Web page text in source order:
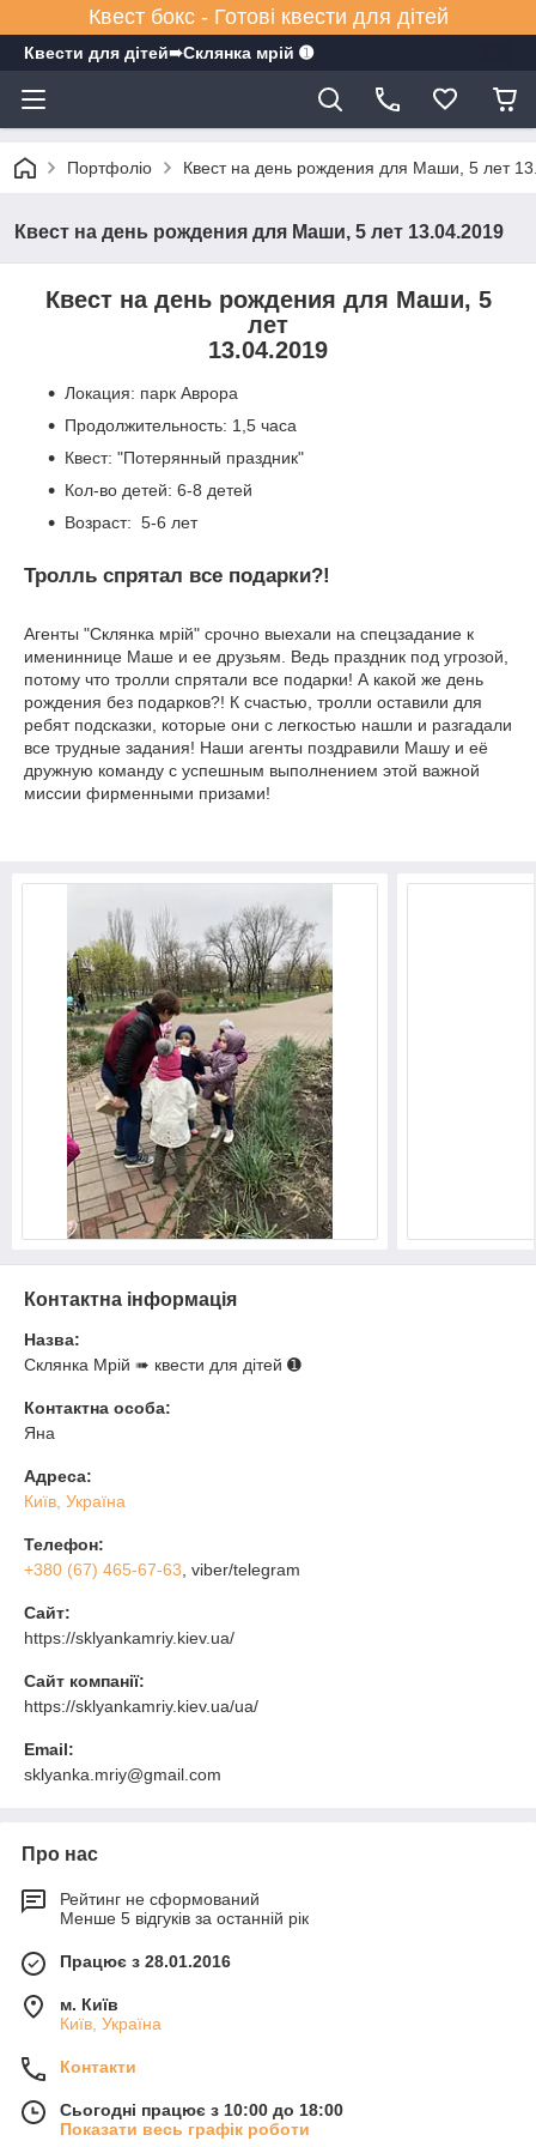
Квест бокс - Готові квести для дітей
Квести для дітей➠Склянка мрiй ➊
Портфоліо Квест на день рождения для Маши, 5 лет
Квест на день рождения для Маши, 5 лет 13.04.2019
Квест на день рождения для Маши, 5
лет
13.04.2019
Локация: парк Аврора
Продолжительность: 1,5 часа
Квест: "Потерянный праздник"
Кол-во детей: 6-8 детей
Возраст: 5-6 лет
Тролль спрятал все подарки?!
Агенты "Склянка мрiй" срочно выехали на спецзадание к
имениннице Маше и ее друзьям. Ведь праздник под угрозой,
потому что тролли спрятали все подарки! А какой же день
рождения без подарков?! К счастью, тролли оставили для
ребят подсказки, которые они с легкостью нашли и разгадали
все трудные задания! Наши агенты поздравили Машу и её
дружную команду с успешным выполнением этой важной
миссии фирменными призами!
Контактна інформація
Назва:
Склянка Мрiй ➠ квести для дітей ➊
Контактна особа:
Яна
Адреса:
Київ, Україна
Телефон:
+380 (67) 465-67-63 , viber/telegram
Сайт:
https://sklyankamriy.kiev.ua/
Сайт компанії:
https://sklyankamriy.kiev.ua/ua/
Email:
sklyanka.mriy@gmail.com
Про нас
Рейтинг не сформований
Менше 5 відгуків за останній рік
Працює з 28.01.2016
м. Київ
Київ, Україна
Контакти
Сьогодні працює з 10:00 до 18:00
Показати весь графік роботи